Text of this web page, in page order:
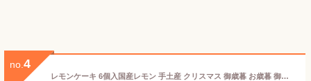
no. 4
レモンケーキ 6個入国産レモン 手土産 クリスマス 御歳暮 お歳暮 御年賀 お年賀 お礼 お祝い 内祝い 洋菓子 お取り寄せ スイーツ 出産 誕生日 結婚 新築 引越し 退職 入学 卒業 お彼岸 贈答品 記念品 ご挨拶 お返し 個包装 カップケーキ 唐津レモン ギフト